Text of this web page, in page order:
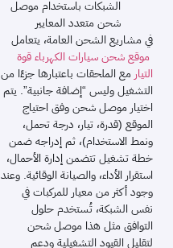
الشبكات باستخدام موصل
شحن متعدد المعايير
في مشاريع الشحن العامة، يتعامل
موقع شحن سيارات الكهرباء قوة
التيار مع الملحقات باعتبارها جزءًا من
التشغيل وليس “إضافة جانبية”. يتم
اختيار موصل شحن وفق احتياج
الموقع (قدرة، تيار، درجة تحمل،
ونمط الاستخدام)، ثم إدراجه ضمن
خطة تشغيل تتضمن إدارة الأحمال،
استقرار الأداء، والصيانة الوقائية. وعند
وجود أكثر من معيار للمركبات في
نفس الشبكة، تُستخدم حلول
التوافق مثل هذا موصل شحن
لتقليل القيود التشغيلية ودعم